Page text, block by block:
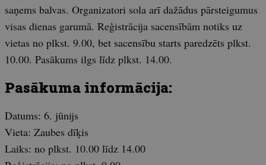
saņems balvas. Organizatori sola arī dažādus pārsteigumus
visas dienas garumā. Reģistrācija sacensībām notiks uz
vietas no plkst. 9.00, bet sacensību starts paredzēts plkst.
10.00. Pasākums ilgs līdz plkst. 14.00.
Pasākuma informācija:
Datums: 6. jūnijs
Vieta: Zaubes dīķis
Laiks: no plkst. 10.00 līdz 14.00